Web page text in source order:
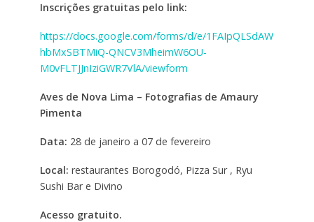
Inscrições gratuitas pelo link:
https://docs.google.com/forms/d/e/1FAIpQLSdAW
hbMxSBTMiQ-QNCV3MheimW6OU-
M0vFLTJJnIziGWR7VlA/viewform
Aves de Nova Lima – Fotografias de Amaury
Pimenta
Data: 28 de janeiro a 07 de fevereiro
Local: restaurantes Borogodó, Pizza Sur , Ryu
Sushi Bar e Divino
Acesso gratuito.